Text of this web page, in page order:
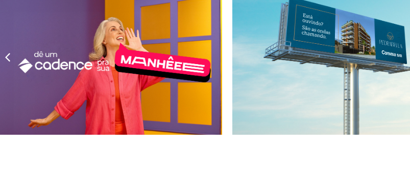
Cadence estreia
campanha para o Dia
das Mães.
Cadence
Free apresenta
empreendimento da
Convisa S.A. em Itapoá
Convisa